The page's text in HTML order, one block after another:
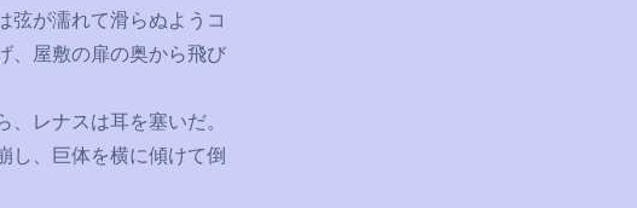
が濡れて滑らぬようコ
、屋敷の扉の奥から飛び
レナスは耳を塞いだ。
し、巨体を横に傾けて倒